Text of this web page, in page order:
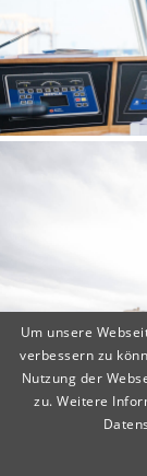
Mobile +49
Um unsere
verbessern zu
Nutzung der
zu. Weitere